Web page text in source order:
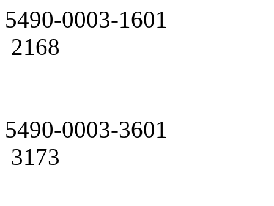
5490-0003-1601
2168
5490-0003-3601
3173